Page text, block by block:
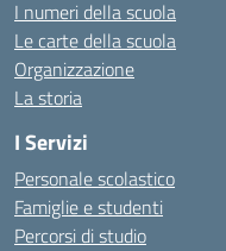
I numeri della scuola
Le carte della scuola
Organizzazione
La storia
I Servizi
Personale scolastico
Famiglie e studenti
Percorsi di studio